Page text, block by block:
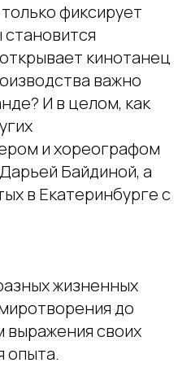
фиксирует
кинотанец
важно
И в целом, как
и хореографом
Байдиной, а
в Екатеринбурге с
жизненных
до
выражения своих
опыта.